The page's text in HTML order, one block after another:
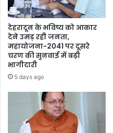
देहरादून के भविष्य को आकार
देने उमड़ रही जनता,
महायोजना-2041 पर दूसरे
चरण की सुनवाई में बढ़ी
भागीदारी
5 days ago